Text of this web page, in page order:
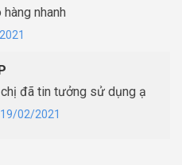
nhanh
đã tin tưởng sử dụng ạ
19/02/2021